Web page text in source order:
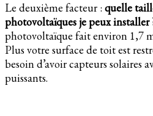
Le deuxième facteur : quelle
photovoltaïques je peux installer
photovoltaïque fait environ 1,7
Plus votre surface de toit est
besoin d’avoir capteurs solaires
puissants.